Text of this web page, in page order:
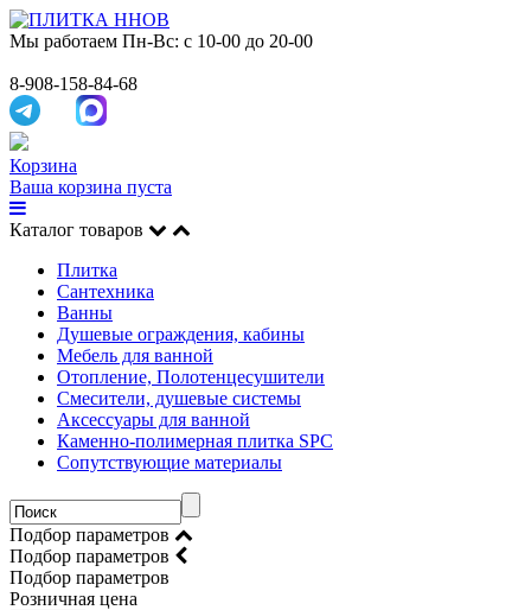
Мы работаем Пн-Вс: с 10-00 до 20-00
8-908-158-84-68
Корзина
Ваша корзина пуста
Каталог товаров
Плитка
Сантехника
Ванны
Душевые ограждения, кабины
Мебель для ванной
Отопление, Полотенцесушители
Смесители, душевые системы
Аксессуары для ванной
Каменно-полимерная плитка SPC
Сопутствующие материалы
Подбор параметров
Подбор параметров
Подбор параметров
Розничная цена